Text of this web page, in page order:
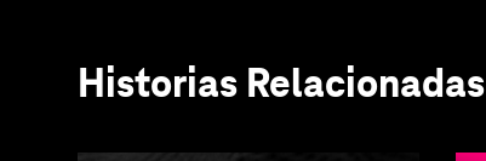
Historias Relacionadas